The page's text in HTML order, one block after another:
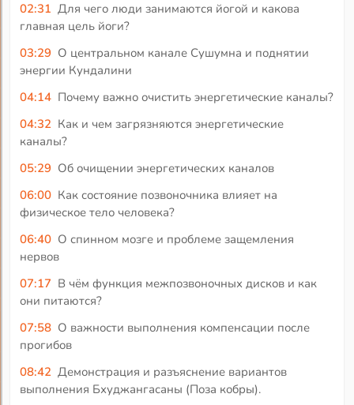
02:31 Для чего люди занимаются йогой и какова
главная цель йоги?
03:29 О центральном канале Сушумна и поднятии
энергии Кундалини
04:14 Почему важно очистить энергетические каналы?
04:32 Как и чем загрязняются энергетические
каналы?
05:29 Об очищении энергетических каналов
06:00 Как состояние позвоночника влияет на
физическое тело человека?
06:40 О спинном мозге и проблеме защемления
нервов
07:17 В чём функция межпозвоночных дисков и как
они питаются?
07:58 О важности выполнения компенсации после
прогибов
08:42 Демонстрация и разъяснение вариантов
выполнения Бхуджангасаны (Поза кобры).